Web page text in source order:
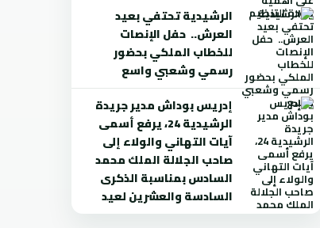
الرشيدية تحتفي بعيد
العرش.. حفل الإنصات
للخطاب الملكي بحضور
رسمي وشعبي واسع
إدريس بوداش مدير جريدة
الرشيدية 24، يرفع أسمى
آيات التهاني والولاء إلى
صاحب الجلالة الملك محمد
السادس بمناسبة الذكرى
السادسة والعشرين لعيد